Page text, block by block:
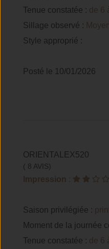
Tenue constatée : de 6
Sillage observé : Moyen
Style approprié :
Posté le 10/01/2026
ORIENTALEX520
( 8 AVIS)
Impression :
Saison privilégiée :
Moment de la journée
Tenue constatée : de 6